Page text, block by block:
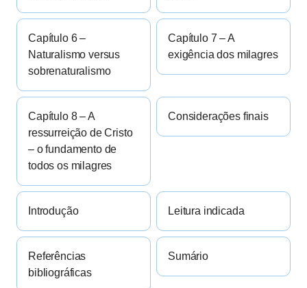
Capítulo 6 –
Naturalismo versus
sobrenaturalismo
Capítulo 7 – A
exigência dos milagres
Capítulo 8 – A
ressurreição de Cristo
– o fundamento de
todos os milagres
Considerações finais
Introdução Leitura indicada
Referências
bibliográficas
Sumário